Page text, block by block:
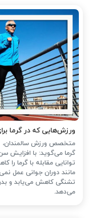
ورزش‌هایی که در گرما
متخصص ورزش سالمندان،
گرما می‌گوید: با افزایش
توانایی مقابله با گرما
مانند دوران جوانی عمل
تشنگی کاهش می‌یابد و
می‌دهد.